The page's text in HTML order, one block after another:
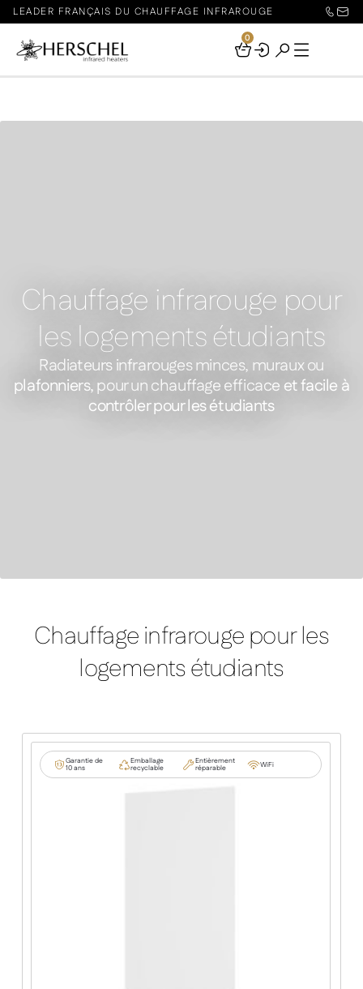
LEADER FRANÇAIS DU CHAUFFAGE INFRAROUGE
Your
0
Chauffage infrarouge pour
les logements étudiants
Radiateurs infrarouges minces, muraux ou
plafonniers, pour un chauffage efficace et facile à
contrôler pour les étudiants
Comfort – Panneau chauffant infrarouge blanc sans cadre
Chauffage infrarouge pour les
logements étudiants
Garantie de
10 ans
Emballage
recyclable
Entièrement
réparable WiFi